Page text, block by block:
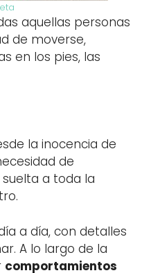
aquellas personas
de moverse,
en los pies, las
la inocencia de
de
a toda la
a día, con detalles
A lo largo de la
comportamientos